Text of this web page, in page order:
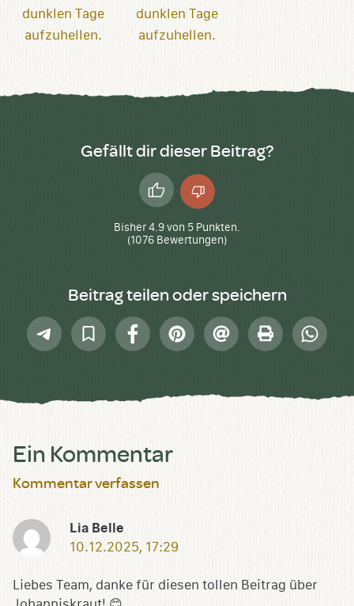
Gefällt dir dieser Beitrag?
Daumen
hoch
Daumen
runter
Bisher4.9von 5 Punkten.
(1076 Bewertungen)
Beitrag teilen oder speichern
Telegram
In
Sammlung
FacebookPinterest
E-
Mail
Drucken
Ein Kommentar
Kommentar verfassen
Lia Belle
10.12.2025, 17:29
Liebes Team, danke für diesen tollen Beitrag über